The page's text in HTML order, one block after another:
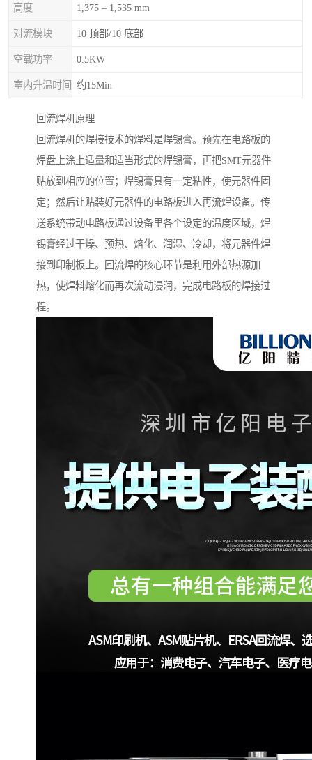
高度 1,375 – 1,535 mm
对流模块 10 顶部/10 底部
空载功率 0.5KW
室内升温时间 约15Min
回流焊机原理
回流焊机的焊接技术的焊料是焊锡膏。预先在电路板的
焊盘上涂上适量和适当形式的焊锡膏，再把SMT元器件
贴放到相应的位置；焊锡膏具有一定粘性，使元器件固
定；然后让贴装好元器件的电路板进入再流焊设备。传
送系统带动电路板通过设备里各个设定的温度区域，焊
锡膏经过干燥、预热、熔化、润湿、冷却，将元器件焊
接到印制板上。回流焊的核心环节是利用外部热源加
热，使焊料熔化而再次流动浸润，完成电路板的焊接过
程。